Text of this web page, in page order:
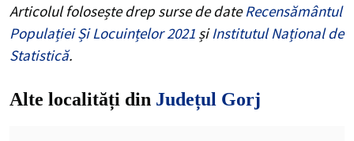
Articolul folosește drep surse de dateRecensământul
Populației Și Locuințelor 2021 șiInstitutul Național de
Statistică.
Alte localități din Județul Gorj